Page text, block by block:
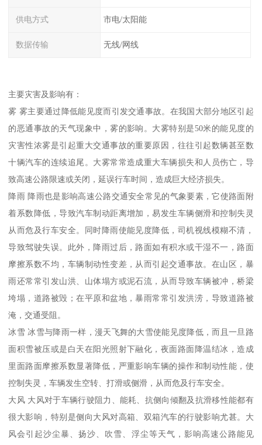
供电方式 市电/太阳能
数据传输 无线/网线
主要灾害及影响有：
雾 雾主要通过降低能见度而引发交通事故。在我国大部分地区引起
的恶通事故的天气现象中，雾的影响。大雾特别是50米的能见度的
灾害性浓雾是引起重大交通事故的重要原因，往往引起数辆甚至数
十辆汽车的连续追尾。大雾常常造成重大车辆损失和人员伤亡，导
致高速公路限速或关闭，延误行车时间，造成巨大经济损失。
降雨 降雨也是影响高速公路交通安全常见的气象要素，它使路面附
着系数降低，导致汽车制动距离增加，易发生车辆侧滑和控制失灵
从而危及行车安全。同时降雨使能见度降低，司机视线模糊不清，
导致驾驶失误。此外，降雨过后，路面如有积水或干湿不一，路面
摩擦系数不均，车辆制动性变差，从而引起交通事故。在山区，暴
雨还常常引发山洪、山体塌方或泥石流，从而导致车辆被冲，桥梁
垮塌，道路被毁；在平原和盆地，暴雨常常引发洪涝，导致道路被
淹，交通受阻。
冰雪 冰雪与降雨一样，漫天飞舞的大雪使能见度降低，而且一旦路
面积雪被压或是白天在阳光照射下融化，夜面路面降温结冰，造成
里面路面摩擦系数显著降低，严重影响车辆的操作和制动性能，使
控制失灵，车辆发生空转、打滑或侧滑，从而危及行车安全。
大风 大风对于车辆行驶阻力、能耗、抗侧向倾翻及抗滑移性能都有
很大影响，特别是侧向大风对高箱、双箱汽车的行驶影响尤甚。大
风会引起沙尘暴、扬沙、吹雪、浮尘等天气，影响高速公路能见